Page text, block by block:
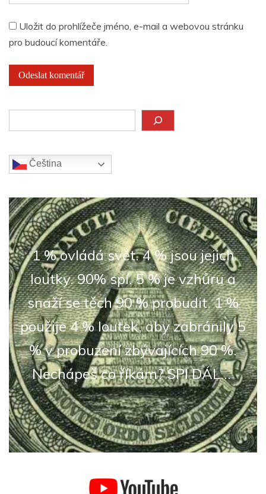
Uložit do prohlížeče jméno, e-mail a webovou stránku
pro budoucí komentáře.
Čeština‎
1 % ovládá svět. 4 % jsou jejich
loutky. 90% spí. 5 % je vzhůru a
snaží se těch 90 % probudit. 1 %
použije 4 % loutek, aby zabránily 5
% v probuzení zbývajících 90 %.
Nechápeš co říkám? SPI DÁL...